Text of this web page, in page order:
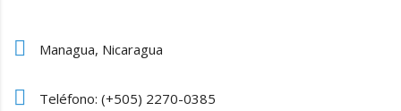
Managua, Nicaragua
Teléfono: (+505) 2270-0385